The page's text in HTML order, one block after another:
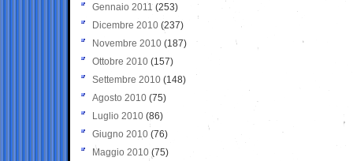
Gennaio 2011 (253)
Dicembre 2010 (237)
Novembre 2010 (187)
Ottobre 2010 (157)
Settembre 2010 (148)
Agosto 2010 (75)
Luglio 2010 (86)
Giugno 2010 (76)
Maggio 2010 (75)